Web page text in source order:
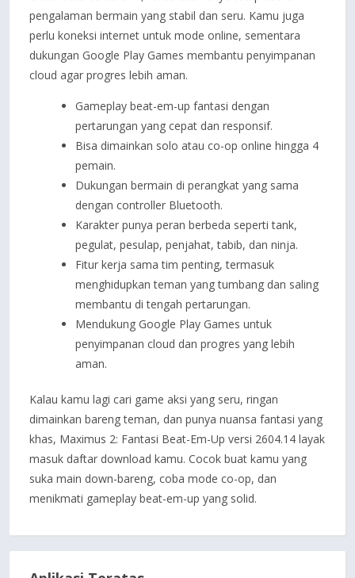
pengalaman bermain yang stabil dan seru. Kamu juga
perlu koneksi internet untuk mode online, sementara
dukungan Google Play Games membantu penyimpanan
cloud agar progres lebih aman.
Gameplay beat-em-up fantasi dengan
pertarungan yang cepat dan responsif.
Bisa dimainkan solo atau co-op online hingga 4
pemain.
Dukungan bermain di perangkat yang sama
dengan controller Bluetooth.
Karakter punya peran berbeda seperti tank,
pegulat, pesulap, penjahat, tabib, dan ninja.
Fitur kerja sama tim penting, termasuk
menghidupkan teman yang tumbang dan saling
membantu di tengah pertarungan.
Mendukung Google Play Games untuk
penyimpanan cloud dan progres yang lebih
aman.
Kalau kamu lagi cari game aksi yang seru, ringan
dimainkan bareng teman, dan punya nuansa fantasi yang
khas, Maximus 2: Fantasi Beat-Em-Up versi 2604.14 layak
masuk daftar download kamu. Cocok buat kamu yang
suka main down-bareng, coba mode co-op, dan
menikmati gameplay beat-em-up yang solid.